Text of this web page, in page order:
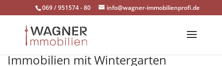
to
content
069 / 951574 - 80 info@wagner-immobilienprofi.de
Immobilien mit Wintergarten